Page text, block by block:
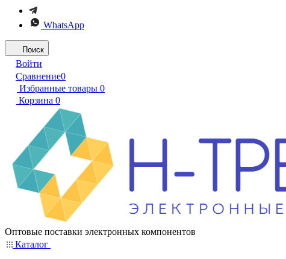
WhatsApp
Поиск
Войти
Сравнение0
Избранные товары 0
Корзина 0
Оптовые поставки электронных компонентов
Каталог